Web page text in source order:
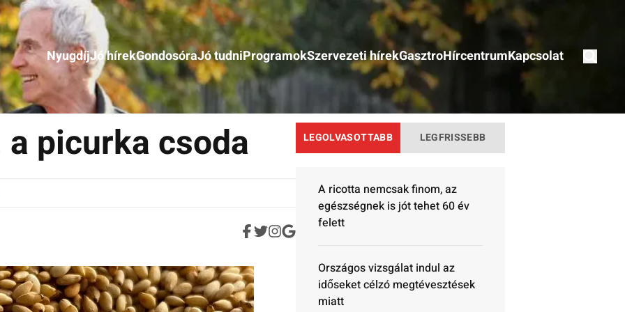
NyugdíjJó hírekGondosóraJó tudniProgramokSzervezeti hírekGasztroHírcentrumKapcsolat
picurka csoda LEGOLVASOTTABB LEGFRISSEBB
A ricotta nemcsak finom, az
egészségnek is jót tehet 60 év
felett
Országos vizsgálat indul az
időseket célzó megtévesztések
miatt